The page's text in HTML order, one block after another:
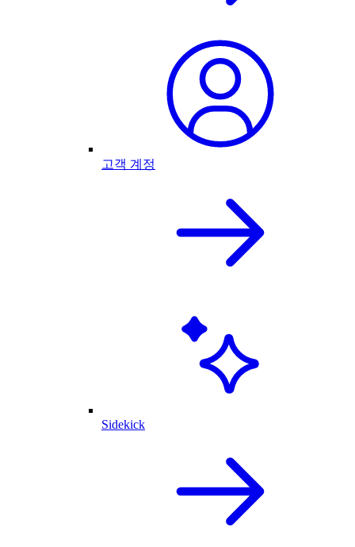
고객 계정
Sidekick